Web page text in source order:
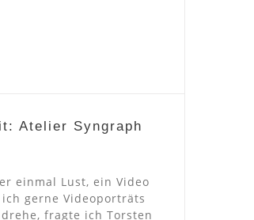
Atelier Syngraph
einmal Lust, ein Video
gerne Videoporträts
fragte ich Torsten